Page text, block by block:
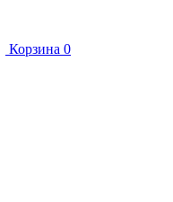
Корзина 0